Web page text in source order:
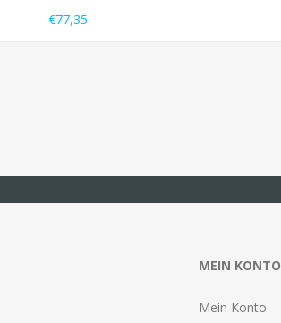
€77,35
MEIN KONTO
Mein Konto